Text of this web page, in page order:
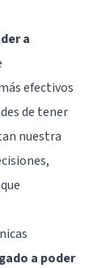
a
efectivos
de tener
nuestra
a poder